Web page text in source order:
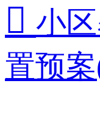
 小
置预